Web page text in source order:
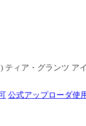
ティア・グランツ
公式アップローダ使